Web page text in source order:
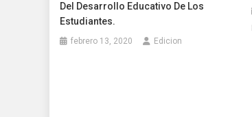
Del Desarrollo Educativo De Los
Estudiantes.
febrero 13, 2020 Edicion